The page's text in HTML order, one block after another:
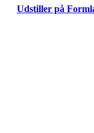
Udstiller på